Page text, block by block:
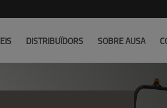
DISTRIBUÏDORS SOBRE AUSA